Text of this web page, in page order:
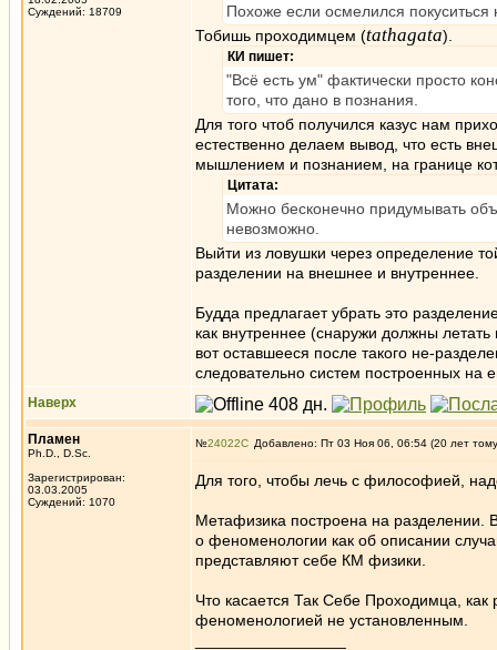
Суждений: 18709
Похоже если осмелился
Тобишь проходимцем (tathagata).
КИ пишет:
"Всё есть ум" фактически просто
того, что дано в познания.
Для того чтоб получился казус нам
естественно делаем вывод, что есть
мышлением и познанием, на границе
Цитата:
Можно бесконечно придумывать
невозможно.
Выйти из ловушки через определение
разделении на внешнее и внутреннее.
Будда предлагает убрать это
как внутреннее (снаружи должны
вот оставшееся после такого не-
следовательно систем построенных на
Наверх
Пламен
Ph.D., D.Sc.
Зарегистрирован:
03.03.2005
Суждений: 1070
№24022 Добавлено: Пт 03 Ноя 06, 06:54 (20 лет
Для того, чтобы лечь с философией,
Метафизика построена на
о феноменологии как об описании
представляют себе КМ физики.
Что касается Так Себе Проходимца,
феноменологией не установленным.